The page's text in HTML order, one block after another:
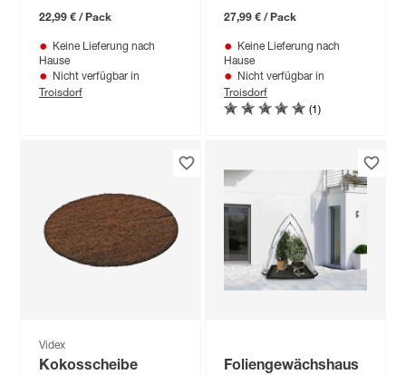
22,99 € / Pack
Keine Lieferung nach
Hause
Nicht verfügbar in
Troisdorf
27,99 € / Pack
Keine Lieferung nach
Hause
Nicht verfügbar in
Troisdorf
(1)
Videx
Kokosscheibe
Foliengewächshaus